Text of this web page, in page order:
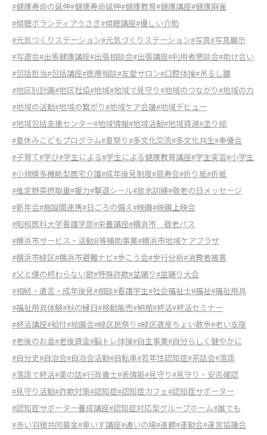
#健康寿命の延伸#健康寿命延伸#健康教育#健康講座#健康麻雀
#傾聴ボランティアうさぎ#傾聴講座#優しい介助
#元気つくりステーション#元気づくりステーション#写真#写真展示
#写遊会#出張健康講座#出張相談会#出張講座#利用者懇談会#助け合い
#包括担当#包括講座#医療相談#友愛サロン#口腔体操#吊るし雛
#地区別計画#地区社協#地域#地域で見守り#地域のつながり#地域の力
#地域の活動#地域の繋がり#地域ケア会議#地域デビュー
#地域包括支援センター#地域情報#地域活動#地域資源#塗り絵
#夏休みこどもプログラム#夏祭り#多文化交流#多文化共生#奉優会
#子育て#学び#学生による#学生による健康教育講座#学生実習#小学生
#小規模多機能型居宅介護#成年後見制度#扇寿会#折り紙#折紙
#推定野菜摂取量#握力#撃退シール#放水訓練#敬老の日メッセージ
#新年会#施設間連携#日ごろの備え#映画#映画上映会
#昭和医科大学看護学部#栄養講座#横浜市 敬老パス
#横浜市サービス・活動B等補助事業#横浜市地域ケアプラザ
#横浜市緑区#横浜市避難ナビ#歩こう会#歩行分析#消費者被害
#父と僕の終わらない歌#特殊詐欺#盆踊り#盆踊り大会
#相続・遺言・成年後見#相談#看護学生#社会福祉士#福祉#福祉用具
#福祉用具体験#秋の縁日#移動販売#納棺#終活#終活セミナー
#終活講座#給付#絵画会#緑区民祭り#緑区遺産ちょい散歩#老い支度
#老後のお金#老後資金#脳トレ体操#自主事業#自分らしく健やかに
#自分史#自治会#自治会活動#自転車#若年性認知症#茶話会#落語
#落語で終活#薬の話#行政書士#表情筋#見守り#見守り・安否確認
#見守り活動#詐欺対策#認知症#認知症カフェ#認知症サポーター
#認知症サポーター養成講座#認知症対応型グループホーム#誰でも
#赤い羽根共同募金#車いす講座#通いの場#連鶴#運動会#運営協議会